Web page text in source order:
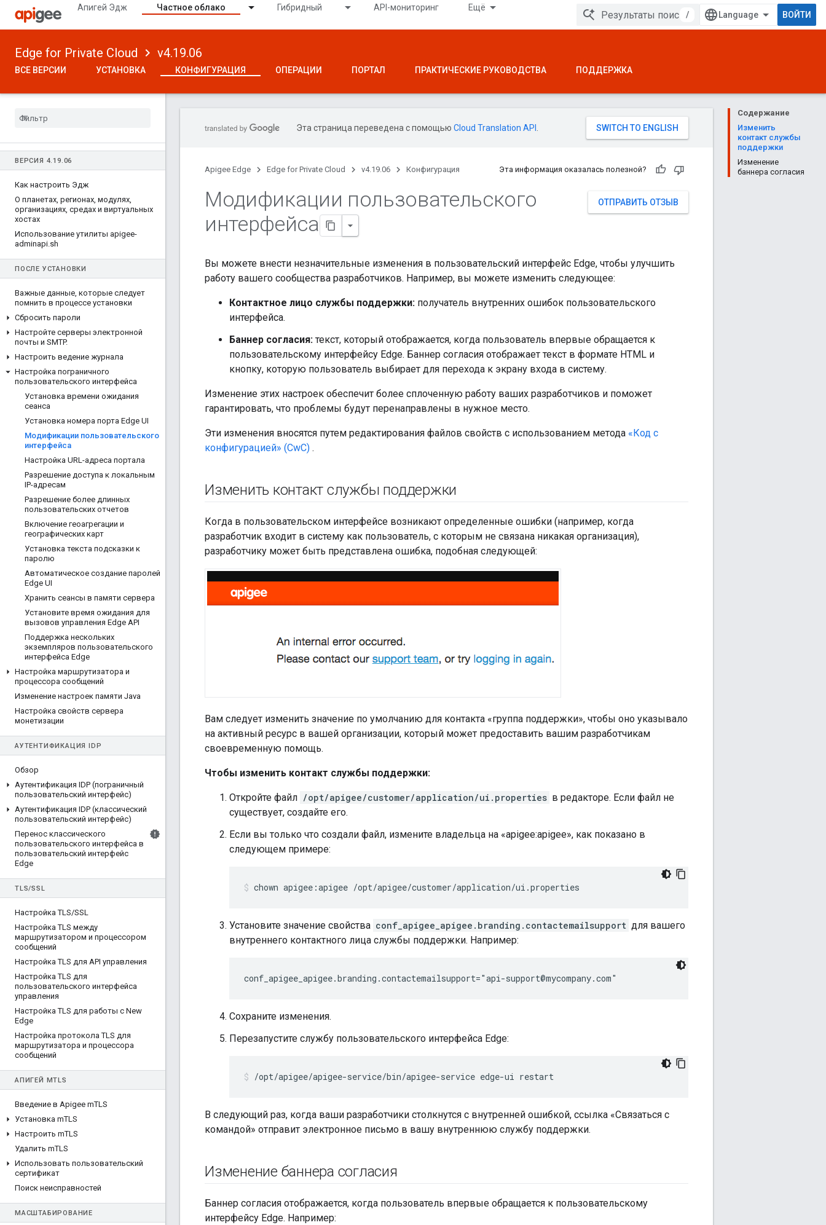
Апигей Эдж Частное облако Гибридный API-мониторинг Ещё
/ ВОЙТИ
Edge for Private Cloud v4.19.06
ВСЕ ВЕРСИИ УСТАНОВКА КОНФИГУРАЦИЯ ОПЕРАЦИИ ПОРТАЛ ПРАКТИЧЕСКИЕ РУКОВОДСТВА ПОДДЕРЖКА
ВЕРСИЯ 4.19.06
Как настроить Эдж
О планетах, регионах, модулях,
организациях, средах и виртуальных
хостах
Использование утилиты apigee-
adminapi.sh
ПОСЛЕ УСТАНОВКИ
Важные данные, которые следует
помнить в процессе установки
Сбросить пароли
Настройте серверы электронной
почты и SMTP.
Настроить ведение журнала
Настройка пограничного
пользовательского интерфейса
Установка времени ожидания
сеанса
Установка номера порта Edge UI
Модификации пользовательского
интерфейса
Настройка URL-адреса портала
Разрешение доступа к локальным
IP-адресам
Разрешение более длинных
пользовательских отчетов
Включение геоагрегации и
географических карт
Установка текста подсказки к
паролю
Автоматическое создание паролей
Edge UI
Хранить сеансы в памяти сервера
Установите время ожидания для
вызовов управления Edge API
Поддержка нескольких
экземпляров пользовательского
интерфейса Edge
Настройка маршрутизатора и
процессора сообщений
Изменение настроек памяти Java
Настройка свойств сервера
монетизации
АУТЕНТИФИКАЦИЯ IDP
Обзор
Аутентификация IDP (пограничный
пользовательский интерфейс)
Аутентификация IDP (классический
пользовательский интерфейс)
Перенос классического
пользовательского интерфейса в
пользовательский интерфейс
Edge
TLS/SSL
Настройка TLS/SSL
Настройка TLS между
маршрутизатором и процессором
сообщений
Настройка TLS для API управления
Настройка TLS для
пользовательского интерфейса
управления
Настройка TLS для работы с New
Edge
Настройка протокола TLS для
маршрутизатора и процессора
сообщений
АПИГЕЙ MTLS
Введение в Apigee mTLS
Установка mTLS
Настроить mTLS
Удалить mTLS
Использовать пользовательский
сертификат
Поиск неисправностей
МАСШТАБИРОВАНИЕ
Содержание
Изменить
контакт службы
поддержки
Изменение
баннера согласия
Эта страница переведена с помощью Cloud Translation API
Apigee Edge Edge for Private Cloud v4.19.06 Конфигурация Эта информация оказалась полезной?
ОТПРАВИТЬ ОТЗЫВ
Модификации пользовательского
интерфейса
Вы можете внести незначительные изменения в пользовательский интерфейс Edge, чтобы улучшить
работу вашего сообщества разработчиков. Например, вы можете изменить следующее:
Контактное лицо службы поддержки: получатель внутренних ошибок пользовательского
интерфейса.
Баннер согласия: текст, который отображается, когда пользователь впервые обращается к
пользовательскому интерфейсу Edge. Баннер согласия отображает текст в формате HTML и
кнопку, которую пользователь выбирает для перехода к экрану входа в систему.
Изменение этих настроек обеспечит более сплоченную работу ваших разработчиков и поможет
гарантировать, что проблемы будут перенаправлены в нужное место.
Эти изменения вносятся путем редактирования файлов свойств с использованием метода «Код с
конфигурацией» (CwC) .
Изменить контакт службы поддержки
Когда в пользовательском интерфейсе возникают определенные ошибки (например, когда
разработчик входит в систему как пользователь, с которым не связана никакая организация),
разработчику может быть представлена ​​ошибка, подобная следующей:
Вам следует изменить значение по умолчанию для контакта «группа поддержки», чтобы оно указывало
на активный ресурс в вашей организации, который может предоставить вашим разработчикам
своевременную помощь.
Чтобы изменить контакт службы поддержки:
Откройте файл /opt/apigee/customer/application/ui.properties в редакторе. Если файл не
существует, создайте его.
Если вы только что создали файл, измените владельца на «apigee:apigee», как показано в
следующем примере:
chown apigee:apigee /opt/apigee/customer/application/ui.properties
Установите значение свойства conf_apigee_apigee.branding.contactemailsupport для вашего
внутреннего контактного лица службы поддержки. Например:
conf_apigee_apigee.branding.contactemailsupport="api-support@mycompany.com"
Сохраните изменения.
Перезапустите службу пользовательского интерфейса Edge:
/opt/apigee/apigee-service/bin/apigee-service edge-ui restart
В следующий раз, когда ваши разработчики столкнутся с внутренней ошибкой, ссылка «Связаться с
командой» отправит электронное письмо в вашу внутреннюю службу поддержки.
Изменение баннера согласия
Баннер согласия отображается, когда пользователь впервые обращается к пользовательскому
интерфейсу Edge. Например: